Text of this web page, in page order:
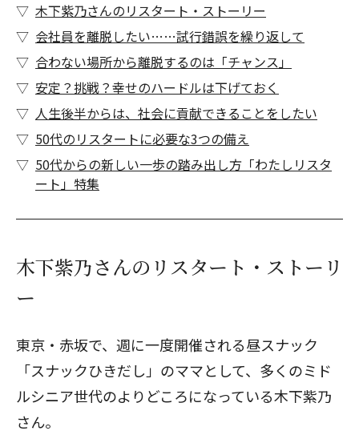
木下紫乃さんのリスタート・ストーリー
会社員を離脱したい……試行錯誤を繰り返して
合わない場所から離脱するのは「チャンス」
安定？挑戦？幸せのハードルは下げておく
人生後半からは、社会に貢献できることをしたい
50代のリスタートに必要な3つの備え
50代からの新しい一歩の踏み出し方「わたしリスタ
ート」特集
木下紫乃さんのリスタート・ストーリ
ー
東京・赤坂で、週に一度開催される昼スナック
「スナックひきだし」のママとして、多くのミド
ルシニア世代のよりどころになっている木下紫乃
さん。